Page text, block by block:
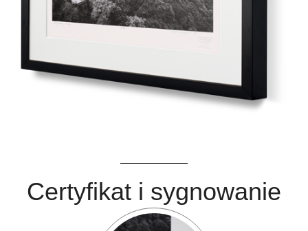
Certyfikat i sygnowanie